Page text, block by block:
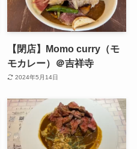
【閉店】Momo curry（モ
モカレー）＠吉祥寺
2024年5月14日